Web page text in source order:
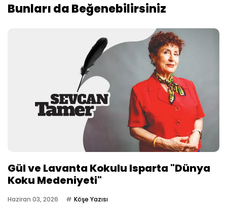
Bunları da Beğenebilirsiniz
Gül ve Lavanta Kokulu Isparta "Dünya
Koku Medeniyeti"
Haziran 03, 2026 Köşe Yazısı